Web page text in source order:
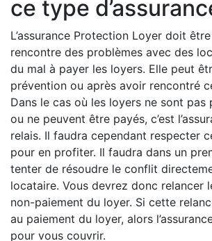
ce type
L’assurance Protection Loyer doit
rencontre des problèmes avec des
du mal à payer les loyers. Elle peut
prévention ou après avoir rencontré
Dans le cas où les loyers ne sont pas
ou ne peuvent être payés, c’est
relais. Il faudra cependant respecter
pour en profiter. Il faudra dans un
tenter de résoudre le conflit
locataire. Vous devrez donc relancer
non-paiement du loyer. Si cette
au paiement du loyer, alors
pour vous couvrir.